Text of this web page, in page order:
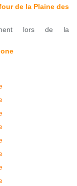
de la Plaine des
lors de la